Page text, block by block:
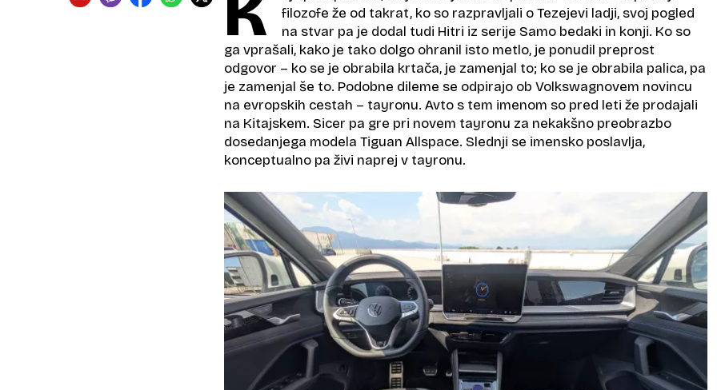
filozofe že od takrat, ko so razpravljali o Tezejevi ladji, svoj pogled
na stvar pa je dodal tudi Hitri iz serije Samo bedaki in konji. Ko so
ga vprašali, kako je tako dolgo ohranil isto metlo, je ponudil preprost
odgovor – ko se je obrabila krtača, je zamenjal to; ko se je obrabila palica, pa
je zamenjal še to. Podobne dileme se odpirajo ob Volkswagnovem novincu
na evropskih cestah – tayronu. Avto s tem imenom so pred leti že prodajali
na Kitajskem. Sicer pa gre pri novem tayronu za nekakšno preobrazbo
dosedanjega modela Tiguan Allspace. Slednji se imensko poslavlja,
konceptualno pa živi naprej v tayronu.